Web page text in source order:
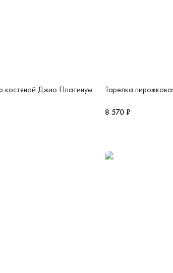
костяной Джио Платинум Тарелка
8 570 ₽